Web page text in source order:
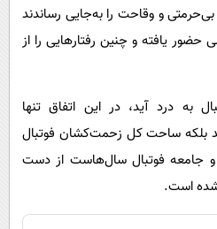
و وقاحت را به‌جایی رساندند
یافته و چنین رفتارهایی را از
به درد آید، در این اتفاق تنها
بلکه ساحت کل زحمت‌کشان فوتبال
جامعه فوتبال سال‌هاست از دست
شده است.